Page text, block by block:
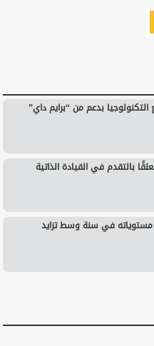
بدعم من “برايم داي”
بالتقدم في القيادة الذاتية
مستوياته في سنة وسط تزايد